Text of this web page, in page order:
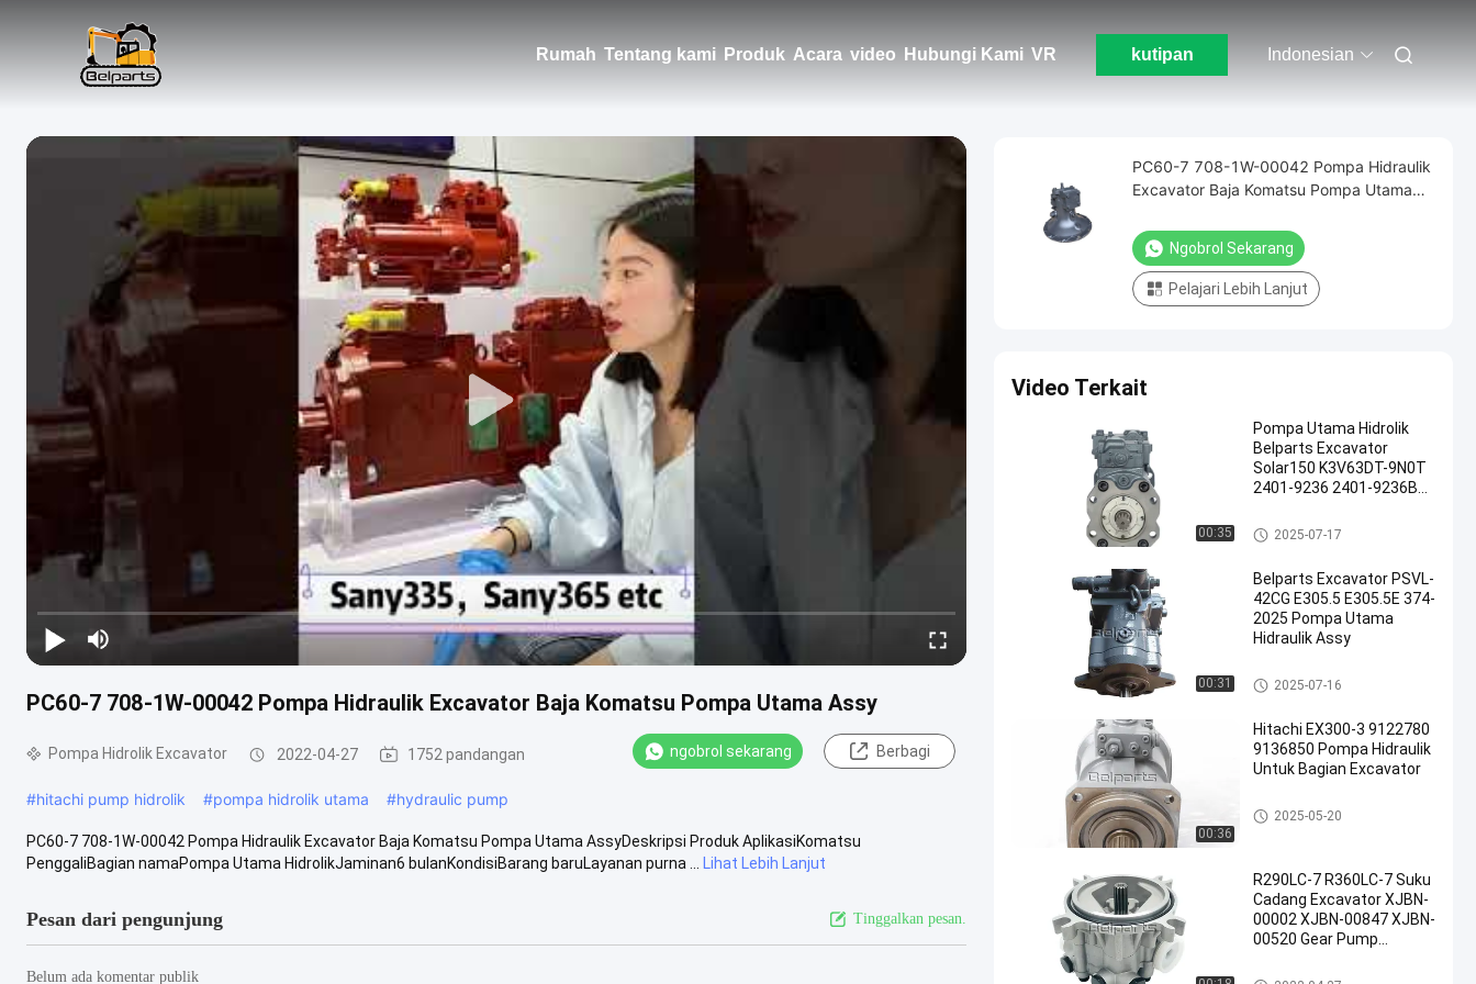
Rumah Tentang kami Produk Acara video Hubungi Kami VR kutipan Indonesian
PC60-7 708-1W-00042 Pompa Hidraulik Excavator Baja Komatsu Pompa Utama Assy
Pompa Hidrolik Excavator 2022-04-27 1752 pandangan ngobrol sekarang Berbagi
#hitachi pump hidrolik #pompa hidrolik utama #hydraulic pump
PC60-7 708-1W-00042 Pompa Hidraulik Excavator Baja Komatsu Pompa Utama AssyDeskripsi Produk AplikasiKomatsu
PenggaliBagian namaPompa Utama HidrolikJaminan6 bulanKondisiBarang baruLayanan purna ...
Lihat Lebih Lanjut
Pesan dari pengunjung Tinggalkan pesan.
Belum ada komentar publik
PC60-7 708-1W-00042 Pompa Hidraulik
Excavator Baja Komatsu Pompa Utama
Ngobrol Sekarang
Pelajari Lebih Lanjut
Video Terkait
00:35
Pompa Utama Hidrolik
Belparts Excavator
Solar150 K3V63DT-9N0T
2401-9236 2401-9236B
Doosan
Pompa Hidrolik Excavator
2025-07-17
00:31
Belparts Excavator PSVL-
42CG E305.5 E305.5E 374-
2025 Pompa Utama
Hidraulik Assy
Pompa Hidrolik Excavator
2025-07-16
00:36
Hitachi EX300-3 9122780
9136850 Pompa Hidraulik
Untuk Bagian Excavator
Pompa Hidrolik Excavator
2025-05-20
R290LC-7 R360LC-7 Suku
Cadang Excavator XJBN-
00002 XJBN-00847 XJBN-
00520 Gear Pump
Konstruksi
Pompa Roda Hidrolik